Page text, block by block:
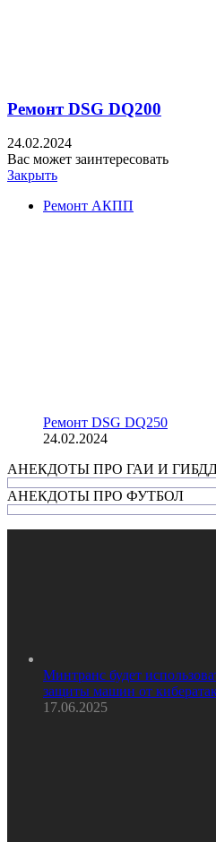
Ремонт DSG DQ200
24.02.2024
Вас может заинтересовать
Закрыть
Ремонт АКПП
Ремонт DSG DQ250
24.02.2024
АНЕКДОТЫ ПРО ГАИ И
АНЕКДОТЫ ПРО ФУТБОЛ
Минтранс будет
защиты машин от
17.06.2025